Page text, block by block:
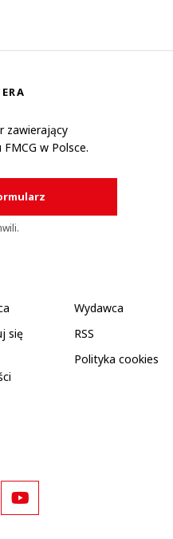
zawierający
w Polsce.
Wydawca
się
RSS
Polityka cookies